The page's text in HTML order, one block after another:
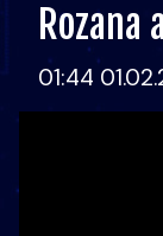
Rozana
01:44